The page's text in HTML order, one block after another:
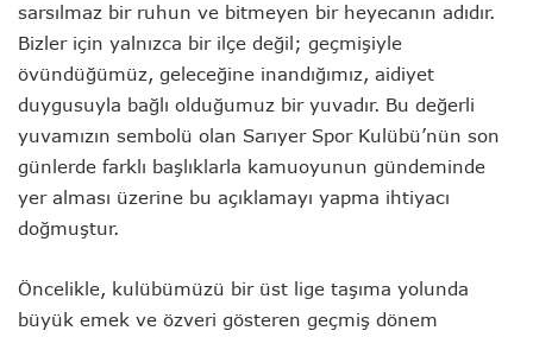
sarsılmaz bir ruhun ve bitmeyen bir heyecanın adıdır.
Bizler için yalnızca bir ilçe değil; geçmişiyle
övündüğümüz, geleceğine inandığımız, aidiyet
duygusuyla bağlı olduğumuz bir yuvadır. Bu değerli
yuvamızın sembolü olan Sarıyer Spor Kulübü’nün son
günlerde farklı başlıklarla kamuoyunun gündeminde
yer alması üzerine bu açıklamayı yapma ihtiyacı
doğmuştur.
Öncelikle, kulübümüzü bir üst lige taşıma yolunda
büyük emek ve özveri gösteren geçmiş dönem